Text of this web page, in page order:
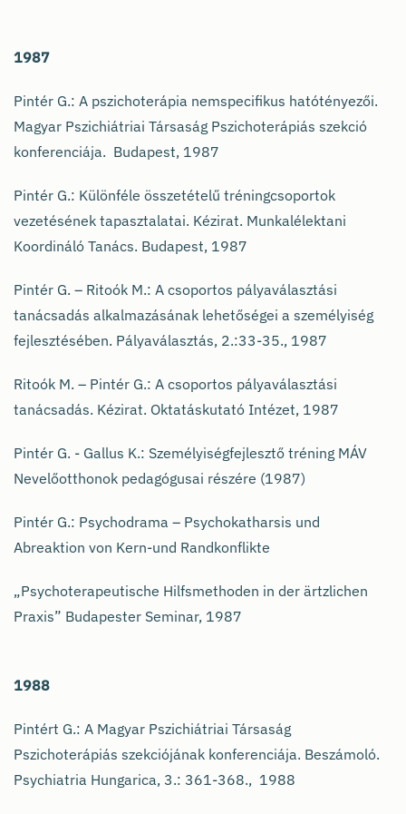
1987
Pintér G.: A pszichoterápia nemspecifikus hatótényezői.
Magyar Pszichiátriai Társaság Pszichoterápiás szekció
konferenciája. Budapest, 1987
Pintér G.: Különféle összetételű tréningcsoportok
vezetésének tapasztalatai. Kézirat. Munkalélektani
Koordináló Tanács. Budapest, 1987
Pintér G. – Ritoók M.: A csoportos pályaválasztási
tanácsadás alkalmazásának lehetőségei a személyiség
fejlesztésében. Pályaválasztás, 2.:33-35., 1987
Ritoók M. – Pintér G.: A csoportos pályaválasztási
tanácsadás. Kézirat. Oktatáskutató Intézet, 1987
Pintér G. - Gallus K.: Személyiségfejlesztő tréning MÁV
Nevelőotthonok pedagógusai részére (1987)
Pintér G.: Psychodrama – Psychokatharsis und
Abreaktion von Kern-und Randkonflikte
„Psychoterapeutische Hilfsmethoden in der ärtzlichen
Praxis” Budapester Seminar, 1987
1988
Pintért G.: A Magyar Pszichiátriai Társaság
Pszichoterápiás szekciójának konferenciája. Beszámoló.
Psychiatria Hungarica, 3.: 361-368., 1988